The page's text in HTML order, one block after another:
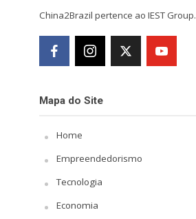
China2Brazil pertence ao IEST Group.
Mapa do Site
Home
Empreendedorismo
Tecnologia
Economia